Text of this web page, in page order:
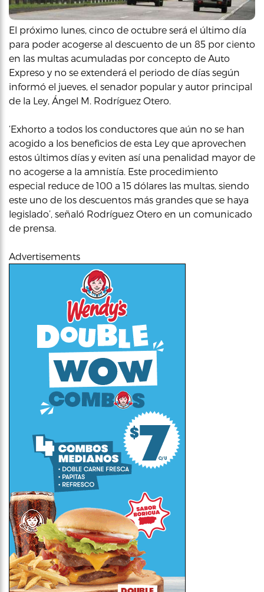
El próximo lunes, cinco de octubre será el último día
para poder acogerse al descuento de un 85 por ciento
en las multas acumuladas por concepto de Auto
Expreso y no se extenderá el periodo de días según
informó el jueves, el senador popular y autor principal
de la Ley, Ángel M. Rodríguez Otero.
‘Exhorto a todos los conductores que aún no se han
acogido a los beneficios de esta Ley que aprovechen
estos últimos días y eviten así una penalidad mayor de
no acogerse a la amnistía. Este procedimiento
especial reduce de 100 a 15 dólares las multas, siendo
este uno de los descuentos más grandes que se haya
legislado’, señaló Rodríguez Otero en un comunicado
de prensa.
Advertisements